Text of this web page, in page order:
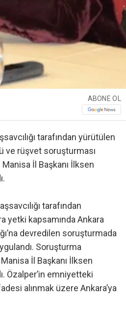
ABONE OL
tarafından yürütülen
ve rüşvet soruşturması
İl Başkanı İlksen
tarafından
yetki kapsamında Ankara
devredilen soruşturmada
Soruşturma
İl Başkanı İlksen
Özalper’in emniyetteki
alınmak üzere Ankara’ya